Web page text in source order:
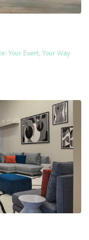
Your Event, Your Way